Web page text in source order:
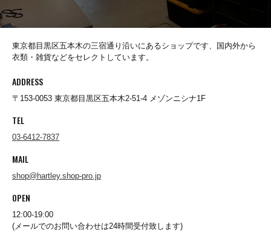
Penguin by Munsingwear
POST O'ALLS
PRAS
Redwood Classics
東京都目黒区五本木の三宿通り沿いにあるショップです、国内外から
衣類・雑貨などをセレクトしています。
ADDRESS
〒153-0053 東京都目黒区五本木2-51-4 メゾンニシナ1F
TEL
03-6412-7837
MAIL
shop@hartley.shop-pro.jp
OPEN
12:00-19:00
(メールでのお問い合わせは24時間受付致します)